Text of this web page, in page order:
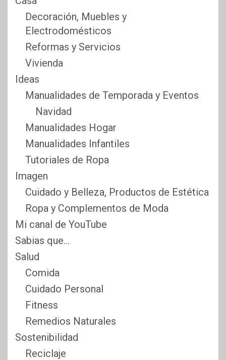
Decoración, Muebles y
Electrodomésticos
Reformas y Servicios
Vivienda
Ideas
Manualidades de Temporada y Eventos
Navidad
Manualidades Hogar
Manualidades Infantiles
Tutoriales de Ropa
Imagen
Cuidado y Belleza, Productos de Estética
Ropa y Complementos de Moda
Mi canal de YouTube
Sabias que…
Salud
Comida
Cuidado Personal
Fitness
Remedios Naturales
Sostenibilidad
Reciclaje